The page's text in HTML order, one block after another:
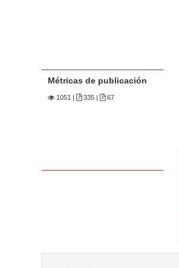
Métricas de publicación
1051 335 | 67